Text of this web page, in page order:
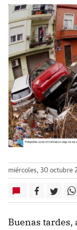
miércoles, 30 octubre
Buenas tardes,